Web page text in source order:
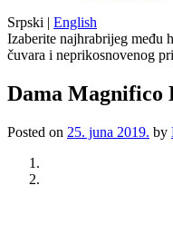
Srpski | English
Izaberite najhrabrijeg među
čuvara i neprikosnovenog
Dama Magnifico
Posted on 25. juna 2019. by